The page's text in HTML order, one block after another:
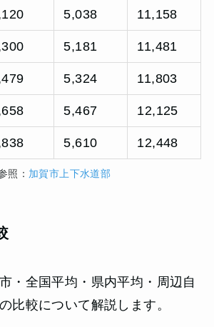
5,038 11,158
5,181 11,481
5,324 11,803
5,467 12,125
5,610 12,448
照： 加賀市上下水道部
・全国平均・県内平均・周辺自
比較について解説します。